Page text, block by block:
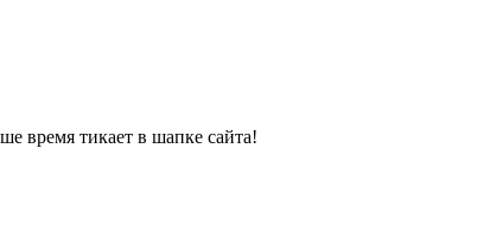
время тикает в шапке сайта!